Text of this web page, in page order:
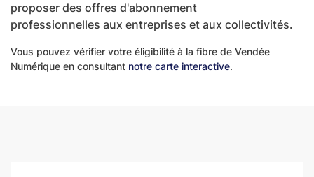
proposer des offres d'abonnement
professionnelles aux entreprises et aux collectivités.
Vous pouvez vérifier votre éligibilité à la fibre de Vendée
Numérique en consultant notre carte interactive.